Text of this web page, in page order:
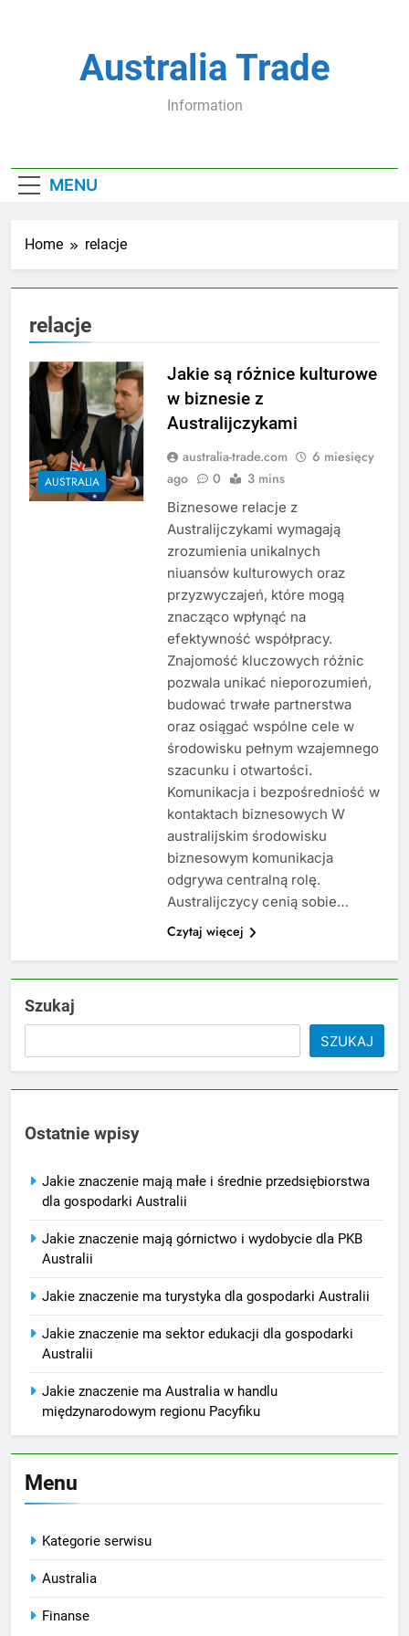
Australia Trade
Information
MENU
Home relacje
relacje
AUSTRALIA
Jakie są różnice kulturowe
w biznesie z
Australijczykami
australia-trade.com
6 miesięcy
ago
0 3 mins
Biznesowe relacje z
Australijczykami wymagają
zrozumienia unikalnych
niuansów kulturowych oraz
przyzwyczajeń, które mogą
znacząco wpłynąć na
efektywność współpracy.
Znajomość kluczowych różnic
pozwala unikać nieporozumień,
budować trwałe partnerstwa
oraz osiągać wspólne cele w
środowisku pełnym wzajemnego
szacunku i otwartości.
Komunikacja i bezpośredniość w
kontaktach biznesowych W
australijskim środowisku
biznesowym komunikacja
odgrywa centralną rolę.
Australijczycy cenią sobie…
Czytaj więcej
Szukaj
SZUKAJ
Ostatnie wpisy
Jakie znaczenie mają małe i średnie przedsiębiorstwa
dla gospodarki Australii
Jakie znaczenie mają górnictwo i wydobycie dla PKB
Australii
Jakie znaczenie ma turystyka dla gospodarki Australii
Jakie znaczenie ma sektor edukacji dla gospodarki
Australii
Jakie znaczenie ma Australia w handlu
międzynarodowym regionu Pacyfiku
Menu
Kategorie serwisu
Australia
Finanse